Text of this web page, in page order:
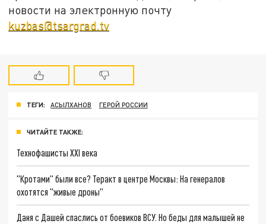
новости на электронную почту
kuzbas@tsargrad.tv
ТЕГИ: АСЫЛХАНОВ ГЕРОЙ РОССИИ
ЧИТАЙТЕ ТАКЖЕ:
Технофашисты XXI века
"Кротами" были все? Теракт в центре Москвы: На генералов
охотятся "живые дроны"
Даня с Дашей спаслись от боевиков ВСУ. Но беды для малышей не